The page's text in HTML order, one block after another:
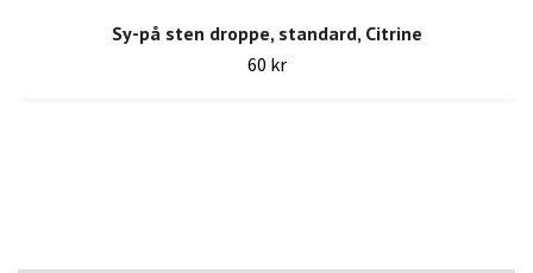
Sy-på sten droppe, standard, Citrine
60 kr